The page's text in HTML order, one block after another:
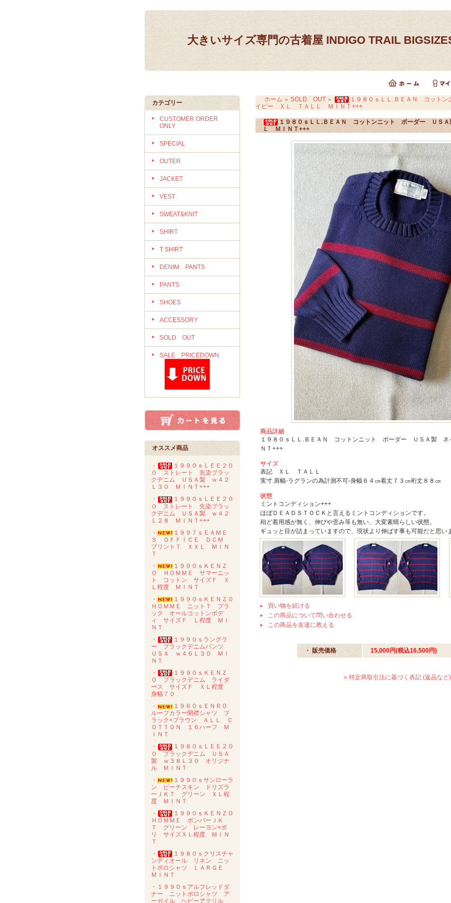
大きいサイズ専門の古着屋 INDIGO TRAIL
カテゴリー
CUSTOMER ORDER
ONLY
SPECIAL
OUTER
JACKET
VEST
SWEAT&KNIT
SHIRT
T SHIRT
DENIM PANTS
PANTS
SHOES
ACCESSORY
SOLD OUT
SALE PRICEDOWN
オススメ商品
・
１９９０ｓＬＥＥ２０
０ ストレート 先染ブラッ
クデニム ＵＳＡ製 ｗ４２
Ｌ３０ ＭＩＮＴ+++
・
１９９０ｓＬＥＥ２０
０ ストレート 先染ブラッ
クデニム ＵＳＡ製 ｗ４２
Ｌ２８ ＭＩＮＴ+++
・
１９９７ｓＥＡＭＥ
Ｓ ＯＦＦＩＣＥ ＤＣＭ
プリントＴ ＸＸＬ ＭＩＮ
Ｔ
・
１９９０ｓＫＥＮＺ
Ｏ ＨＯＭＭＥ サマーニッ
ト コットン サイズＦ Ｘ
Ｌ程度 ＭＩＮＴ
・
１９９０ｓＫＥＮＺＯ
ＨＯＭＭＥ ニットＴ ブラ
ック オールコットンボデ
ィ サイズＦ Ｌ程度 ＭＩ
ＮＴ
・
１９９０ｓラングラ
ー ブラックデニムパンツ
ＵＳＡ ｗ４６Ｌ３０ ＭＩ
ＮＴ
・
１９９０ｓＫＥＮＺ
Ｏ ブラックデニム ライダ
ース サイズＦ ＸＬ程度
身幅７０
・
１９６０ｓＥＮＲＯ
ループカラー開襟シャツ ブ
ラック×ブラウン ＡＬＬ Ｃ
ＯＴＴＯＮ １６ハーフ Ｍ
ＩＮＴ
・
１９８０ｓＬＥＥ２０
０ ブラックデニム ＵＳＡ
製 ｗ３８Ｌ３０ オリジナ
ル ＭＩＮＴ
・
１９９０ｓサンローラ
ン ピーチスキン ドリズラ
ーＪＫＴ グリーン ＸＬ程
度 ＭＩＮＴ
・
１９９０ｓＫＥＮＺＯ
ＨＯＭＭＥ ボンバーＪＫ
Ｔ グリーン レーヨン×ポ
リ サイズＸＬ程度 ＭＩＮ
Ｔ
・
１９８０ｓクリスチャ
ンディオール リネン ニッ
トポロシャツ ＬＡＲＧＥ
ＭＩＮＴ
・１９９０ｓアルフレッドダ
ナー ニットポロシャツ ア
ーガイル ヘビーアクリル
ホーム ＞ SOLD OUT ＞
１９８０ｓＬＬ.ＢＥＡＮ コット
イビー ＸＬ ＴＡＬＬ ＭＩＮＴ+++
１９８０ｓＬＬ.ＢＥＡＮ コットンニット ボーダー Ｕ
Ｌ ＭＩＮＴ+++
商品詳細
１９８０ｓＬＬ.ＢＥＡＮ コットンニット ボーダー ＵＳＡ製
ＮＴ+++
サイズ
表記 ＸＬ ＴＡＬＬ
実寸.肩幅-ラグランの為計測不可-身幅６４㎝着丈７３㎝裄丈８８㎝
状態
ミントコンディション+++
ほぼＤＥＡＤＳＴＯＣＫと言えるミントコンディションです。
殆ど着用感が無く、伸びや歪み等も無い、大変素晴らしい状態。
ギュッと目が詰まっていますので、現状より伸ばす事も可能だと思い
買い物を続ける
この商品について問い合わせる
この商品を友達に教える
・ 販売価格 15,000円(税込16,500円)
» 特定商取引法に基づく表記 (返品など)